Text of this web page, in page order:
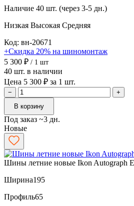
Наличие 40 шт. (через 3-5 дн.)
Низкая Высокая Средняя
Код: вн-20671
+Скидка 20% на шиномонтаж
5 300 ₽ / 1 шт
40 шт. в наличии
Цена 5 300 ₽ за 1 шт.
−
+
В корзину
Под заказ ~3 дн.
Новые
Шины летние новые Ikon Autograph
Ширина195
Профиль65